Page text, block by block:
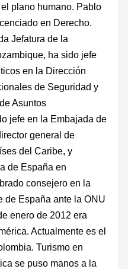
plano humano. Pablo
en Derecho.
Jefatura de la
ha sido jefe
en la Dirección
de Seguridad y
Asuntos
jefe en la Embajada de
general de
del Caribe, y
de España en
consejero en la
de España ante la ONU
enero de 2012 era
Actualmente es el
Turismo en
se puso manos a la